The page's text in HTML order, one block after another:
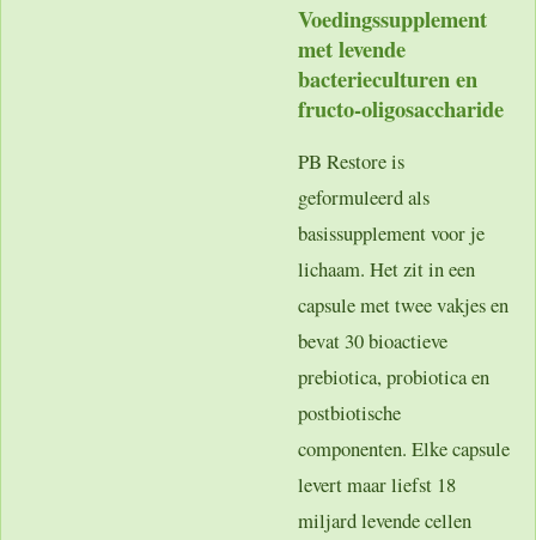
Voedingssupplement
met levende
bacterieculturen en
fructo-oligosaccharide
PB Restore is
geformuleerd als
basissupplement voor je
lichaam. Het zit in een
capsule met twee vakjes en
bevat 30 bioactieve
prebiotica, probiotica en
postbiotische
componenten. Elke capsule
levert maar liefst 18
miljard levende cellen